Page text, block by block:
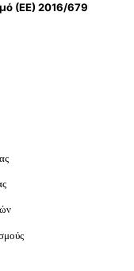
(ΕΕ) 2016/679